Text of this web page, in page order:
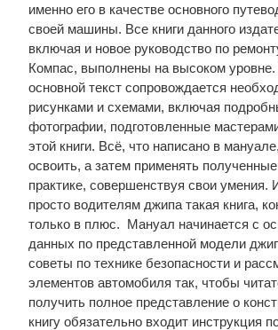
именно его в качестве основного
своей машины. Все книги данного
включая и новое руководство по
Компас, выполнены на высоком уровне.
основной текст сопровождается
рисунками и схемами, включая
фотографии, подготовленные
этой книги. Всё, что написано в
освоить, а затем применять
практике, совершенствуя свои умения.
просто водителям джипа такая книга,
только в плюс. Мануал начинается с
данных по представленной модели
советы по технике безопасности и
элементов автомобиля так, чтобы
получить полное представление о
книгу обязательно входит инструкция